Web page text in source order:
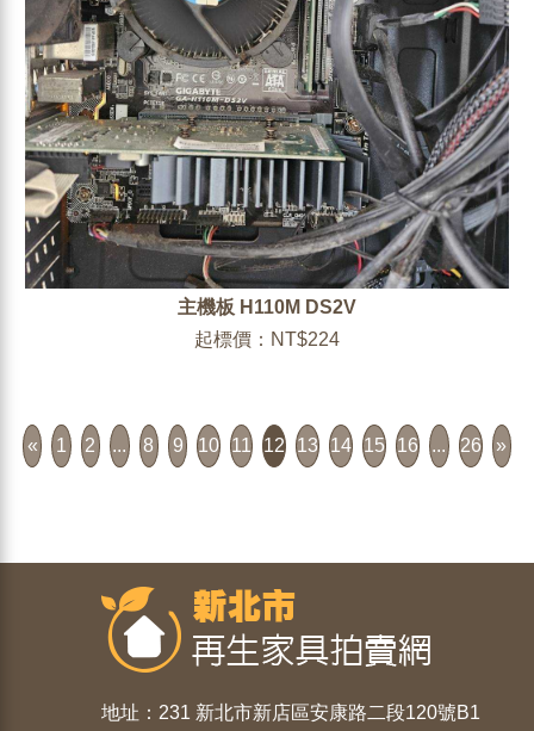
主機板 H110M DS2V
起標價：NT$224
« 1 2 ... 8 9 10 11 12 13 14 15 16 ... 26 »
地址：231 新北市新店區安康路二段120號B1